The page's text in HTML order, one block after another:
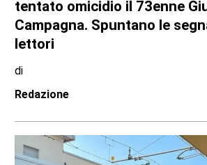
tentato omicidio il 73enne
Campagna. Spuntano le
lettori
di
Redazione